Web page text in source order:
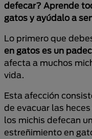
defecar? Aprende
gatos y ayúdalo a
Lo primero que
en gatos es un
afecta a muchos
vida.
Esta afección
de evacuar las
los michis defecan
estreñimiento en